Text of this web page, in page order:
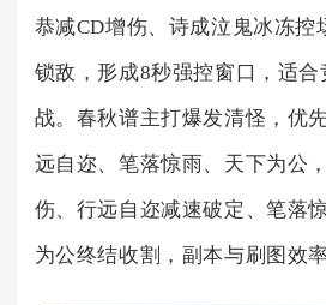
恭减CD增伤、诗成泣鬼冰冻控
锁敌，形成8秒强控窗口，适
战。春秋谱主打爆发清怪，优
远自迩、笔落惊雨、天下为公
伤、行远自迩减速破定、笔落
为公终结收割，副本与刷图效率